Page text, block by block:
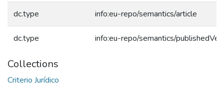
dc.type info:eu-repo/semantics/article
dc.type info:eu-repo/semantics/
Collections
Criterio Jurídico